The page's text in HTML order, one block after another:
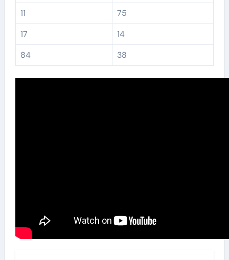
11
75
17
14
84
38